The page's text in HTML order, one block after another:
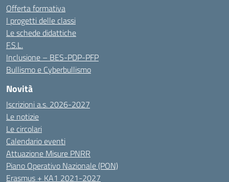
Offerta formativa
I progetti delle classi
Le schede didattiche
F.S.L.
Inclusione – BES-PDP-PFP
Bullismo e Cyberbullismo
Novità
Iscrizioni a.s. 2026-2027
Le notizie
Le circolari
Calendario eventi
Attuazione Misure PNRR
Piano Operativo Nazionale (PON)
Erasmus + KA1 2021-2027